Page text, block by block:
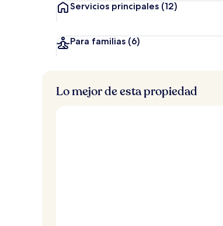
Servicios principales (12)
Para familias (6)
Lo mejor de esta propiedad